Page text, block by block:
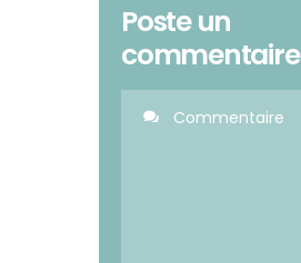
Poste un
commentaire